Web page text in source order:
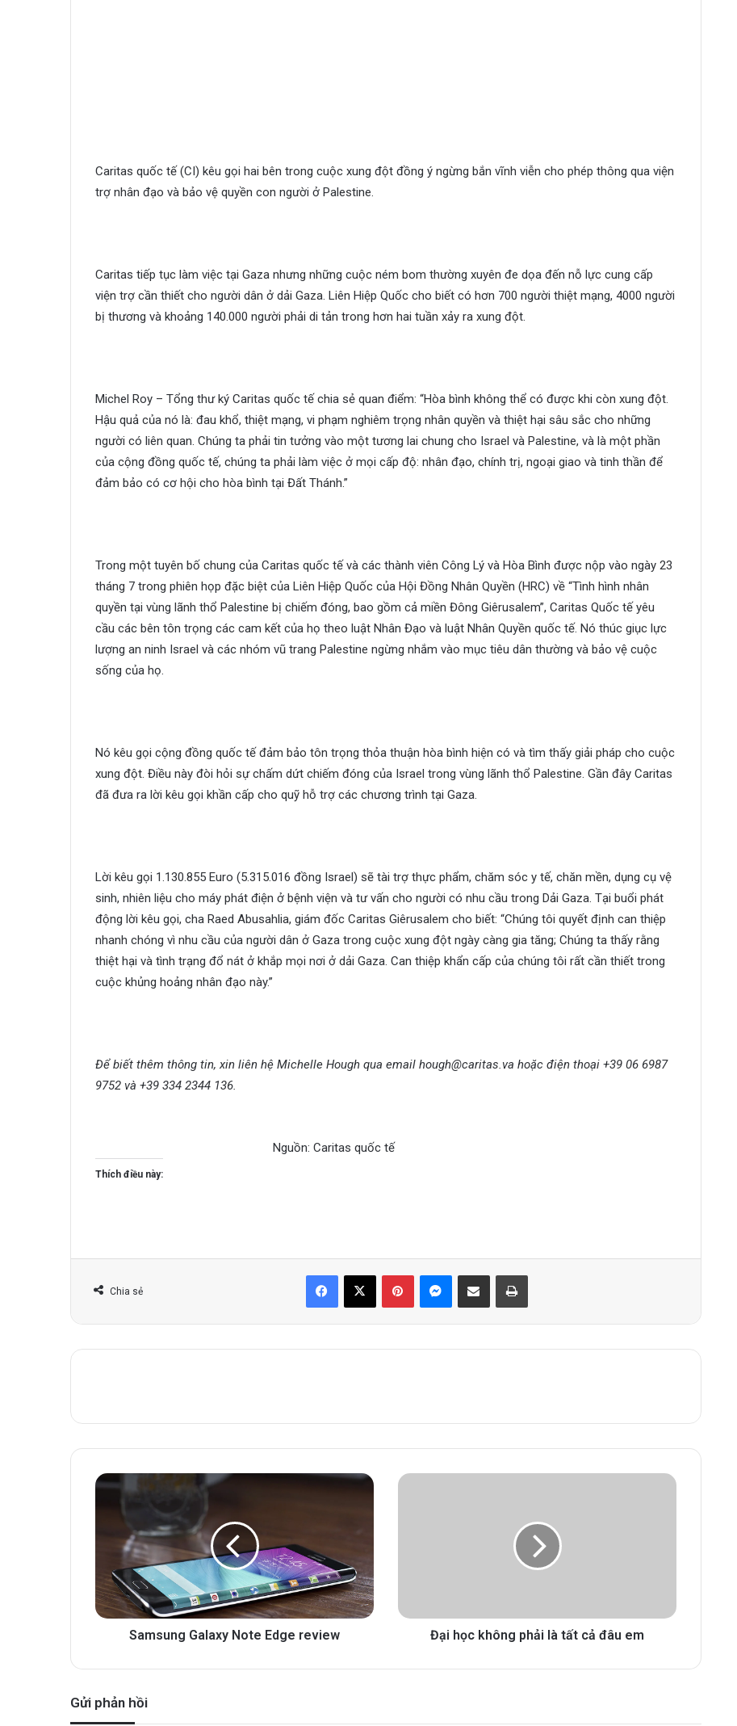
Caritas quốc tế (CI) kêu gọi hai bên trong cuộc xung đột đồng ý ngừng bắn vĩnh viễn cho phép thông qua viện
trợ nhân đạo và bảo vệ quyền con người ở Palestine.
Caritas tiếp tục làm việc tại Gaza nhưng những cuộc ném bom thường xuyên đe dọa đến nỗ lực cung cấp
viện trợ cần thiết cho người dân ở dải Gaza. Liên Hiệp Quốc cho biết có hơn 700 người thiệt mạng, 4000 người
bị thương và khoảng 140.000 người phải di tản trong hơn hai tuần xảy ra xung đột.
Michel Roy – Tổng thư ký Caritas quốc tế chia sẻ quan điểm: “Hòa bình không thể có được khi còn xung đột.
Hậu quả của nó là: đau khổ, thiệt mạng, vi phạm nghiêm trọng nhân quyền và thiệt hại sâu sắc cho những
người có liên quan. Chúng ta phải tin tưởng vào một tương lai chung cho Israel và Palestine, và là một phần
của cộng đồng quốc tế, chúng ta phải làm việc ở mọi cấp độ: nhân đạo, chính trị, ngoại giao và tinh thần để
đảm bảo có cơ hội cho hòa bình tại Đất Thánh.”
Trong một tuyên bố chung của Caritas quốc tế và các thành viên Công Lý và Hòa Bình được nộp vào ngày 23
tháng 7 trong phiên họp đặc biệt của Liên Hiệp Quốc của Hội Đồng Nhân Quyền (HRC) về “Tình hình nhân
quyền tại vùng lãnh thổ Palestine bị chiếm đóng, bao gồm cả miền Đông Giêrusalem”, Caritas Quốc tế yêu
cầu các bên tôn trọng các cam kết của họ theo luật Nhân Đạo và luật Nhân Quyền quốc tế. Nó thúc giục lực
lượng an ninh Israel và các nhóm vũ trang Palestine ngừng nhắm vào mục tiêu dân thường và bảo vệ cuộc
sống của họ.
Nó kêu gọi cộng đồng quốc tế đảm bảo tôn trọng thỏa thuận hòa bình hiện có và tìm thấy giải pháp cho cuộc
xung đột. Điều này đòi hỏi sự chấm dứt chiếm đóng của Israel trong vùng lãnh thổ Palestine. Gần đây Caritas
đã đưa ra lời kêu gọi khần cấp cho quỹ hỗ trợ các chương trình tại Gaza.
Lời kêu gọi 1.130.855 Euro (5.315.016 đồng Israel) sẽ tài trợ thực phẩm, chăm sóc y tế, chăn mền, dụng cụ vệ
sinh, nhiên liệu cho máy phát điện ở bệnh viện và tư vấn cho người có nhu cầu trong Dải Gaza. Tại buổi phát
động lời kêu gọi, cha Raed Abusahlia, giám đốc Caritas Giêrusalem cho biết: “Chúng tôi quyết định can thiệp
nhanh chóng vì nhu cầu của người dân ở Gaza trong cuộc xung đột ngày càng gia tăng; Chúng ta thấy rằng
thiệt hại và tình trạng đổ nát ở khắp mọi nơi ở dải Gaza. Can thiệp khẩn cấp của chúng tôi rất cần thiết trong
cuộc khủng hoảng nhân đạo này.”
Để biết thêm thông tin, xin liên hệ Michelle Hough qua email hough@caritas.va hoặc điện thoại +39 06 6987
9752 và +39 334 2344 136.
Nguồn: Caritas quốc tế
Thích điều này:
Chia sẻ
Facebook
X PinterestMessenger
Share via Email Print
Samsung Galaxy Note Edge review Đại học không phải là tất cả đâu em
Gửi phản hồi